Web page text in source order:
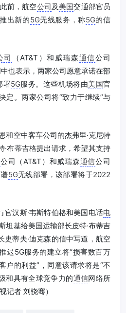
前，航空公司及 美国交通部官员
出新的5G无线服务，称5G的信
司 （AT&T）和威瑞森通信公司
也表示，两家公司愿意承诺在部
署5G服务。这些机场将由美国官
定。两家公司将“致力于继续”与
和空中客车公司的杰弗里·克尼特
·布蒂吉格提出请求，希望其支持
公司（AT&T）和威瑞森通信公司
5G无线部署，该部署将于2022
官汉斯·韦斯特伯格和美国电话电
坦基给美国运输部长皮特·布蒂吉
史蒂夫·迪克森的信中写道，航空
迟5G服务的建立将“损害数百万
户的利益”，同意该请求将是“不
和具有全球竞争力的通信网络所
记者 刘骁骞）